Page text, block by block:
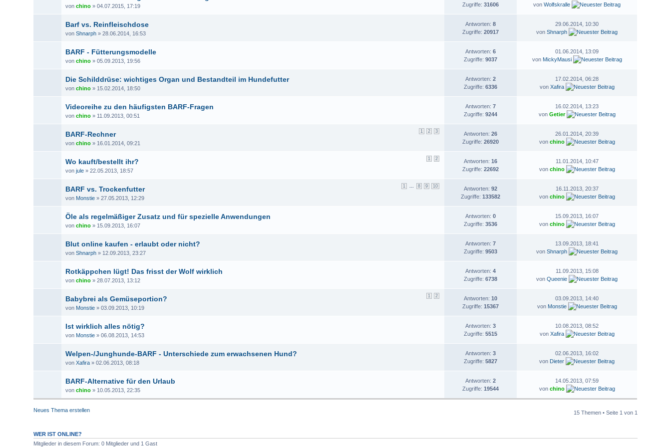
vonchino » 04.07.2015, 17:19
Zugriffe:31606
vonWolfskralle
Barf vs. Reinfleischdose
vonShnarph » 28.06.2014, 16:53
Antworten:8
Zugriffe:20917
29.06.2014, 10:30
vonShnarph
BARF - Fütterungsmodelle
vonchino » 05.09.2013, 19:56
Antworten:6
Zugriffe:9037
01.06.2014, 13:09
von MickyMausi
Die Schilddrüse: wichtiges Organ und Bestandteil im Hundefutter
vonchino » 15.02.2014, 18:50
Antworten:2
Zugriffe:6336
17.02.2014, 06:28
von Xafira
Videoreihe zu den häufigsten BARF-Fragen
vonchino » 11.09.2013, 00:51
Antworten:7
Zugriffe:9244
16.02.2014, 13:23
von Getier
BARF-Rechner 1 2 3
vonchino » 16.01.2014, 09:21
Antworten:26
Zugriffe:26920
26.01.2014, 20:39
von chino
Wo kauft/bestellt ihr? 1 2
vonjule » 22.05.2013, 18:57
Antworten:16
Zugriffe:22692
11.01.2014, 10:47
von chino
BARF vs. Trockenfutter 1 8 9 10
von Monstie » 27.05.2013, 12:29
Antworten:92
Zugriffe:133582
16.11.2013, 20:37
von chino
Öle als regelmäßiger Zusatz und für spezielle Anwendungen
vonchino » 15.09.2013, 16:07
Antworten:0
Zugriffe:3536
15.09.2013, 16:07
von chino
Blut online kaufen - erlaubt oder nicht?
vonShnarph » 12.09.2013, 23:27
Antworten:7
Zugriffe:9503
13.09.2013, 18:41
vonShnarph
Rotkäppchen lügt! Das frisst der Wolf wirklich
vonchino » 28.07.2013, 13:12
Antworten:4
Zugriffe:6738
11.09.2013, 15:08
vonQueenie
Babybrei als Gemüseportion? 1 2
von Monstie » 03.09.2013, 10:19
Antworten:10
Zugriffe:15367
03.09.2013, 14:40
von Monstie
Ist wirklich alles nötig?
von Monstie » 06.08.2013, 14:53
Antworten:3
Zugriffe:5515
10.08.2013, 08:52
von Xafira
Welpen-/Junghunde-BARF - Unterschiede zum erwachsenen Hund?
vonXafira » 02.06.2013, 08:18
Antworten:3
Zugriffe:5827
02.06.2013, 16:02
von Dieter
BARF-Alternative für den Urlaub
vonchino » 10.05.2013, 22:35
Antworten:2
Zugriffe:19544
14.05.2013, 07:59
von chino
Neues Thema erstellen 15 Themen • Seite 1 von 1
WER IST ONLINE?
Mitglieder in diesem Forum: 0 Mitglieder und 1 Gast